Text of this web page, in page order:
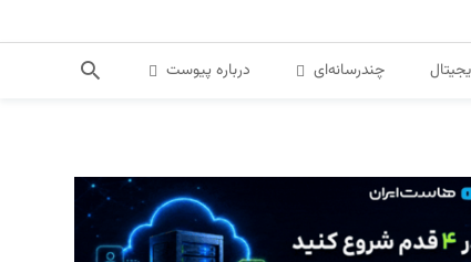
چندرسانه‌ای درباره پیوست